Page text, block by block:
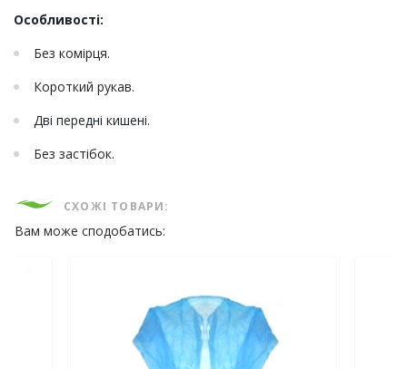
Особливості:
Без комірця.
Короткий рукав.
Дві передні кишені.
Без застібок.
СХОЖІ ТОВАРИ:
Вам може сподобатись: